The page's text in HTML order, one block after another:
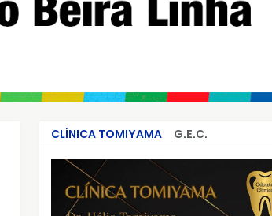
CLÍNICA TOMIYAMA
G.E.C.
CRIMES QUE ABALARAM O BRASIL